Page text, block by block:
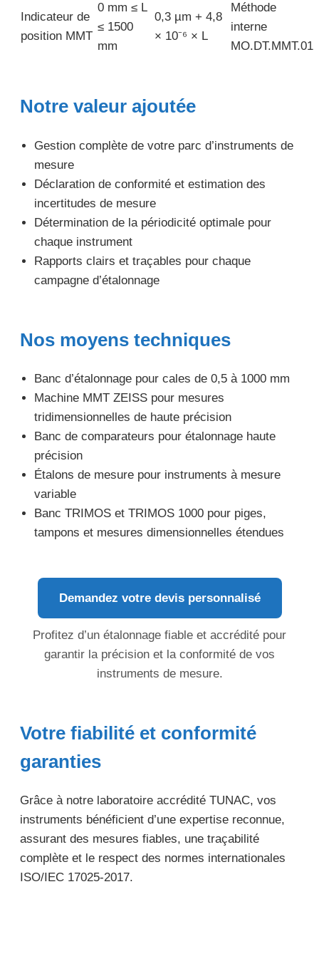
Indicateur de
position MMT
0 mm ≤ L
≤ 1500
mm
0,3 µm + 4,8
× 10⁻⁶ × L
Méthode
interne
MO.DT.MMT.01
Notre valeur ajoutée
Gestion complète de votre parc d’instruments de
mesure
Déclaration de conformité et estimation des
incertitudes de mesure
Détermination de la périodicité optimale pour
chaque instrument
Rapports clairs et traçables pour chaque
campagne d’étalonnage
Nos moyens techniques
Banc d’étalonnage pour cales de 0,5 à 1000 mm
Machine MMT ZEISS pour mesures
tridimensionnelles de haute précision
Banc de comparateurs pour étalonnage haute
précision
Étalons de mesure pour instruments à mesure
variable
Banc TRIMOS et TRIMOS 1000 pour piges,
tampons et mesures dimensionnelles étendues
Demandez votre devis personnalisé
Profitez d’un étalonnage fiable et accrédité pour
garantir la précision et la conformité de vos
instruments de mesure.
Votre fiabilité et conformité
garanties
Grâce à notre laboratoire accrédité TUNAC, vos
instruments bénéficient d’une expertise reconnue,
assurant des mesures fiables, une traçabilité
complète et le respect des normes internationales
ISO/IEC 17025-2017.